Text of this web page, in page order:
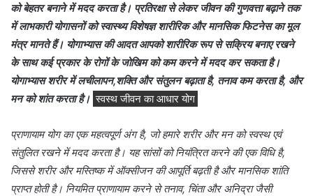
को बेहतर बनाने में मदद करता है। प्रतिरक्षा से लेकर जीवन की गुणवत्ता बढ़ाने तक
में लाभकारी योगासनों को स्वास्थ्य विशेषज्ञ शारीरिक और मानसिक फिटनेस का मूल
मंत्र मानते हैं। योगाभ्यास की आदत आपको शारीरिक रूप से सक्रिय बनाए रखने
के साथ कई प्रकार के रोगों के जोखिम को कम करने में मदद कर सकता है।
योगाभ्यास शरीर में लचीलापन,शक्ति और संतुलन बढ़ाता है, तनाव कम करता है, और
मन को शांत करता है। स्वस्थ जीवन का आधार योग
प्राणायाम योग का एक महत्वपूर्ण अंग है, जो हमारे शरीर और मन को स्वस्थ एवं
संतुलित रखने में मदद करता है। यह सांसों को नियंत्रित करने की एक विधि है,
जिससे शरीर और मस्तिष्क में ऑक्सीजन की आपूर्ति बढ़ती है और मानसिक शांति
प्राप्त होती है। नियमित प्राणायाम करने से तनाव, चिंता और अनिद्रा जैसी